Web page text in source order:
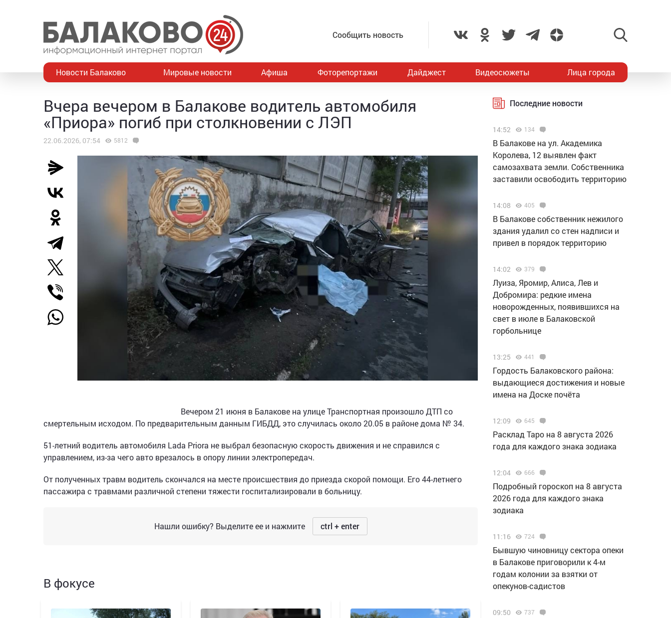
Сообщить новость
Новости Балаково Мировые новости Афиша Фоторепортажи Дайджест Видеосюжеты Лица города
Вчера вечером в Балакове водитель автомобиля
«Приора» погиб при столкновении с ЛЭП
22.06.2026, 07:54 5812
Вечером 21 июня в Балакове на улице Транспортная произошло ДТП со
смертельным исходом. По предварительным данным ГИБДД, это случилась около 20.05 в районе дома № 34.
51-летний водитель автомобиля Lada Priora не выбрал безопасную скорость движения и не справился с
управлением, из-за чего авто врезалось в опору линии электропередач.
От полученных травм водитель скончался на месте происшествия до приезда скорой помощи. Его 44-летнего
пассажира с травмами различной степени тяжести госпитализировали в больницу.
Нашли ошибку? Выделите ее и нажмите ctrl + enter
В фокусе
Последние новости
14:52 134
В Балакове на ул. Академика
Королева, 12 выявлен факт
самозахвата земли. Собственника
заставили освободить территорию
14:08 405
В Балакове собственник нежилого
здания удалил со стен надписи и
привел в порядок территорию
14:02 379
Луиза, Яромир, Алиса, Лев и
Добромира: редкие имена
новорожденных, появившихся на
свет в июле в Балаковской
горбольнице
13:25 441
Гордость Балаковского района:
выдающиеся достижения и новые
имена на Доске почёта
12:09 645
Расклад Таро на 8 августа 2026
года для каждого знака зодиака
12:04 666
Подробный гороскоп на 8 августа
2026 года для каждого знака
зодиака
11:16 724
Бывшую чиновницу сектора опеки
в Балакове приговорили к 4-м
годам колонии за взятки от
опекунов-садистов
09:50 737